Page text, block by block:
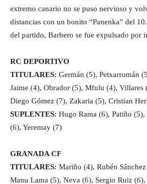
extremo canario no se puso nervioso y
distancias con un bonito “Panenka” del
del partido, Barbero se fue expulsado por
RC DEPORTIVO
TITULARES: Germán (5), Petxarromán
Jaime (4), Obrador (5), Mfulu (4), Villares
Diego Gómez (7), Zakaria (5), Cristian
SUPLENTES: Hugo Rama (6), Patiño
(6), Yeremay (7)
GRANADA CF
TITULARES: Mariño (4), Rubén
Manu Lama (5), Neva (6), Sergio Ruiz